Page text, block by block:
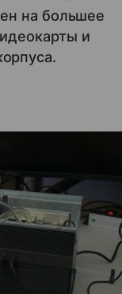
на большее
и